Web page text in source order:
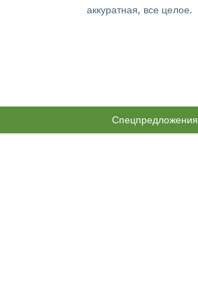
аккуратная, все целое.
Спецпредложения